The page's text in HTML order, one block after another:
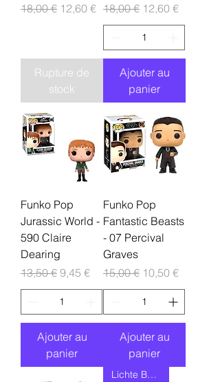
Prix original
18,00 € Prix promotionnel
12,60 €
Rupture de
stock
Prix original
18,00 € Prix promotionnel
12,60 €
Ajouter au
panier
Funko Pop
Jurassic World -
590 Claire
Dearing
Prix original
13,50 € Prix promotionnel
9,45 €
Ajouter au
panier
Funko Pop
Fantastic Beasts
- 07 Percival
Graves
Prix original
15,00 € Prix promotionnel
10,50 €
Ajouter au
panier
Lichte Boxdamage